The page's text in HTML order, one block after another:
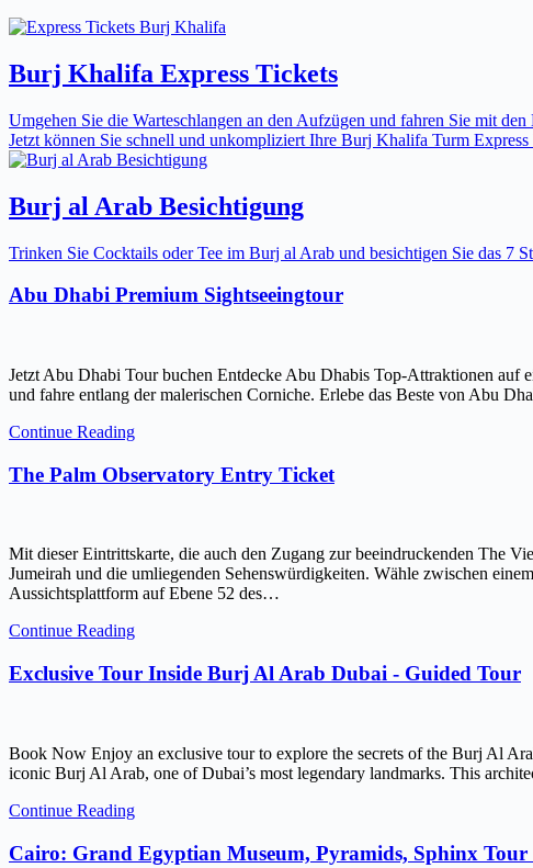
Burj Khalifa Express Tickets
Umgehen Sie die Warteschlangen an den Aufzügen und fahren Sie mit
Jetzt können Sie schnell und unkompliziert Ihre Burj Khalifa Turm Express
Burj al Arab Besichtigung
Trinken Sie Cocktails oder Tee im Burj al Arab und besichtigen Sie das
Abu Dhabi Premium Sightseeingtour
Jetzt Abu Dhabi Tour buchen Entdecke Abu Dhabis Top-Attraktionen auf
und fahre entlang der malerischen Corniche. Erlebe das Beste von Abu
Continue Reading
The Palm Observatory Entry Ticket
Mit dieser Eintrittskarte, die auch den Zugang zur beeindruckenden The
Jumeirah und die umliegenden Sehenswürdigkeiten. Wähle zwischen
Aussichtsplattform auf Ebene 52 des…
Continue Reading
Exclusive Tour Inside Burj Al Arab Dubai - Guided Tour
Book Now Enjoy an exclusive tour to explore the secrets of the Burj Al
iconic Burj Al Arab, one of Dubai’s most legendary landmarks. This
Continue Reading
Cairo: Grand Egyptian Museum, Pyramids, Sphinx